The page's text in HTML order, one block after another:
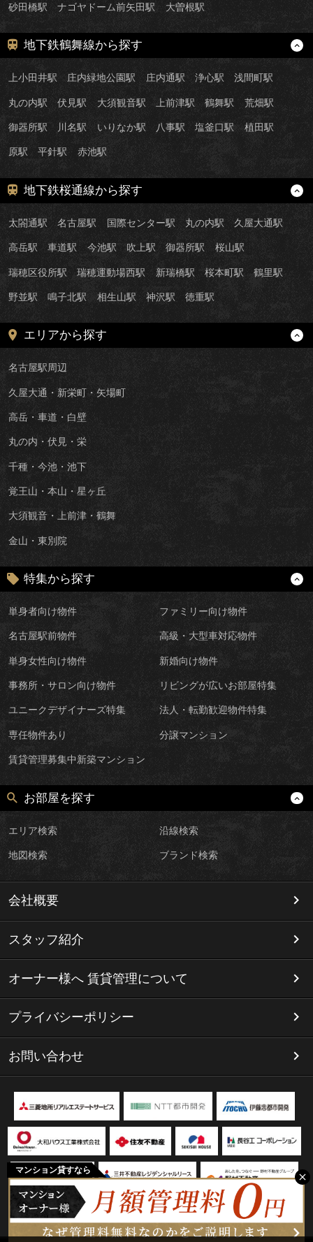
マンション貸すなら
砂田橋駅 ナゴヤドーム前矢田駅 大曽根駅
地下鉄鶴舞線から探す
上小田井駅 庄内緑地公園駅 庄内通駅 浄心駅 浅間町駅
丸の内駅 伏見駅 大須観音駅 上前津駅 鶴舞駅 荒畑駅
御器所駅 川名駅 いりなか駅 八事駅 塩釜口駅 植田駅
原駅 平針駅 赤池駅
地下鉄桜通線から探す
太閤通駅 名古屋駅 国際センター駅 丸の内駅 久屋大通駅
高岳駅 車道駅 今池駅 吹上駅 御器所駅 桜山駅
瑞穂区役所駅 瑞穂運動場西駅 新瑞橋駅 桜本町駅 鶴里駅
野並駅 鳴子北駅 相生山駅 神沢駅 徳重駅
エリアから探す
名古屋駅周辺
久屋大通・新栄町・矢場町
高岳・車道・白壁
丸の内・伏見・栄
千種・今池・池下
覚王山・本山・星ヶ丘
大須観音・上前津・鶴舞
金山・東別院
特集から探す
単身者向け物件 ファミリー向け物件
名古屋駅前物件 高級・大型車対応物件
単身女性向け物件 新婚向け物件
事務所・サロン向け物件 リビングが広いお部屋特集
ユニークデザイナーズ特集 法人・転勤歓迎物件特集
専任物件あり 分譲マンション
賃貸管理募集中新築マンション
お部屋を探す
エリア検索 沿線検索
地図検索 ブランド検索
会社概要
スタッフ紹介
オーナー様へ 賃貸管理について
プライバシーポリシー
お問い合わせ